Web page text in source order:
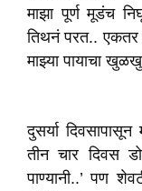
माझा पूर्ण मूडंच
तिथनं परत.. एकतर
माझ्या पायाचा
दुसर्या
तीन चार दिवस
पाण्यानी..’ पण